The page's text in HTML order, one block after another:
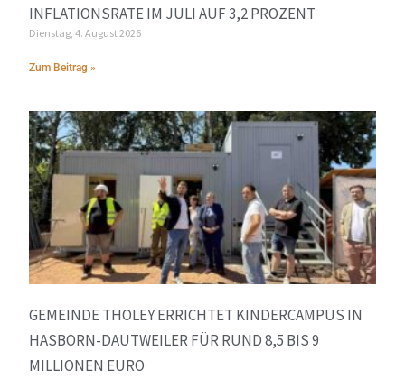
INFLATIONSRATE IM JULI AUF 3,2 PROZENT
Dienstag, 4. August 2026
Zum Beitrag »
GEMEINDE THOLEY ERRICHTET KINDERCAMPUS IN
HASBORN-DAUTWEILER FÜR RUND 8,5 BIS 9
MILLIONEN EURO